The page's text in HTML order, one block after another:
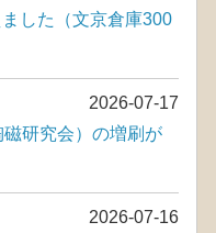
した（文京倉庫300
2026-07-17
磁研究会）の増刷が
2026-07-16